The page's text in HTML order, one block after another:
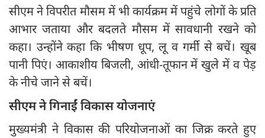
सीएम ने विपरीत मौसम में भी कार्यक्रम में पहुंचे लोगों के प्रति
आभार जताया और बदलते मौसम में सावधानी रखने को
कहा। उन्होंने कहा कि भीषण धूप, लू व गर्मी से बचें। खूब
पानी पिएं। आकाशीय बिजली, आंधी-तूफान में खुले में व पेड़
के नीचे जाने से बचें।
सीएम ने गिनाईं विकास योजनाएं
मुख्यमंत्री ने विकास की परियोजनाओं का जिक्र करते हुए